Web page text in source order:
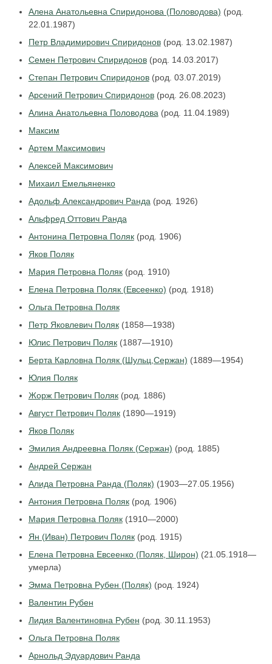
Алена Анатольевна Спиридонова (Половодова) (род.
22.01.1987)
Петр Владимирович Спиридонов(род. 13.02.1987)
Семен Петрович Спиридонов(род. 14.03.2017)
Степан Петрович Спиридонов(род. 03.07.2019)
Арсений Петрович Спиридонов(род. 26.08.2023)
Алина Анатольевна Половодова(род. 11.04.1989)
Максим
Артем Максимович
Алексей Максимович
Михаил Емельяненко
Адольф Александрович Ранда(род. 1926)
Альфред Оттович Ранда
Антонина Петровна Поляк(род. 1906)
Яков Поляк
Мария Петровна Поляк(род. 1910)
Елена Петровна Поляк (Евсеенко) (род. 1918)
Ольга Петровна Поляк
Петр Яковлевич Поляк(1858—1938)
Юлис Петрович Поляк(1887—1910)
Берта Карловна Поляк (Шульц,Сержан) (1889—1954)
Юлия Поляк
Жорж Петрович Поляк(род. 1886)
Август Петрович Поляк(1890—1919)
Яков Поляк
Эмилия Андреевна Поляк (Сержан) (род. 1885)
Андрей Сержан
Алида Петровна Ранда (Поляк) (1903—27.05.1956)
Антония Петровна Поляк(род. 1906)
Мария Петровна Поляк(1910—2000)
Ян (Иван) Петрович Поляк(род. 1915)
Елена Петровна Евсеенко (Поляк, Широн) (21.05.1918—
умерла)
Эмма Петровна Рубен (Поляк) (род. 1924)
Валентин Рубен
Лидия Валентиновна Рубен (род. 30.11.1953)
Ольга Петровна Поляк
Арнольд Эдуардович Ранда